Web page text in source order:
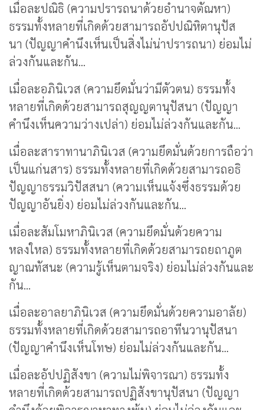
เมื่อละปณิธิ (ความปรารถนาด้วยอำนาจตัณหา)
ธรรมทั้งหลายที่เกิดด้วยสามารถอัปปณิหิตานุปัส
นา (ปัญญาคำนึงเห็นเป็นสิ่งไม่น่าปรารถนา) ย่อมไม่
ล่วงกันและกัน...
เมื่อละอภินิเวส (ความยึดมั่นว่ามีตัวตน) ธรรมทั้ง
หลายที่เกิดด้วยสามารถสุญญตานุปัสนา (ปัญญา
คำนึงเห็นความว่างเปล่า) ย่อมไม่ล่วงกันและกัน...
เมื่อละสาราทานาภินิเวส (ความยึดมั่นด้วยการถือว่า
เป็นแก่นสาร) ธรรมทั้งหลายที่เกิดด้วยสามารถอธิ
ปัญญาธรรมวิปัสสนา (ความเห็นแจ้งซึ่งธรรมด้วย
ปัญญาอันยิ่ง) ย่อมไม่ล่วงกันและกัน...
เมื่อละสัมโมหาภินิเวส (ความยึดมั่นด้วยความ
หลงใหล) ธรรมทั้งหลายที่เกิดด้วยสามารถยถาภูต
ญาณทัสนะ (ความรู้เห็นตามจริง) ย่อมไม่ล่วงกันและ
กัน...
เมื่อละอาลยาภินิเวส (ความยึดมั่นด้วยความอาลัย)
ธรรมทั้งหลายที่เกิดด้วยสามารถอาทีนวานุปัสนา
(ปัญญาคำนึงเห็นโทษ) ย่อมไม่ล่วงกันและกัน...
เมื่อละอัปปฏิสังขา (ความไม่พิจารณา) ธรรมทั้ง
หลายที่เกิดด้วยสามารถปฏิสังขานุปัสนา (ปัญญา